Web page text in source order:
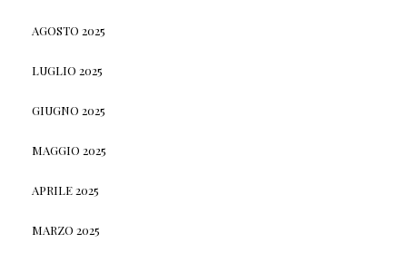
AGOSTO 2025
LUGLIO 2025
GIUGNO 2025
MAGGIO 2025
APRILE 2025
MARZO 2025